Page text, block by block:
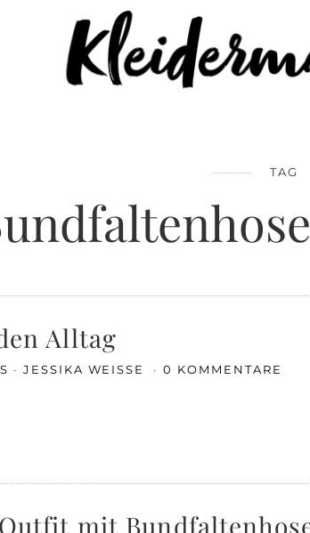
TAG
Alltag
JESSIKA WEISSE 0 KOMMENTARE
mit